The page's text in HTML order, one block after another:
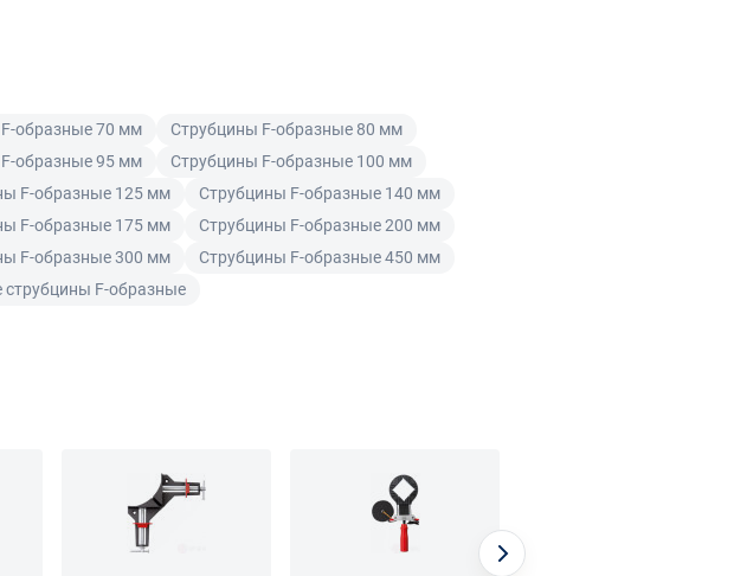
образные 70 мм
Струбцины F-образные 80 мм
образные 95 мм
Струбцины F-образные 100 мм
F-образные 125 мм
Струбцины F-образные 140 мм
F-образные 175 мм
Струбцины F-образные 200 мм
F-образные 300 мм
Струбцины F-образные 450 мм
струбцины F-образные